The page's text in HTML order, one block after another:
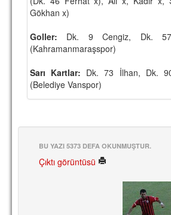
KUPA MAÇLARI
ESKİ HOCALAR
HAKKIMIZDA
MİSYON
İRTİBAT
SİTE İSTATİSTİKLERİ
Gökhan x)
Goller: Dk. 9 Cengiz, Dk.
(Kahramanmaraşspor)
Sarı Kartlar: Dk. 73 İlhan, Dk.
(Belediye Vanspor)
BU YAZI 5373 DEFA OKUNMUŞTUR.
Çıktı görüntüsü